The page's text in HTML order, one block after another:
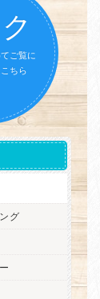
ご覧に
ちら
グ